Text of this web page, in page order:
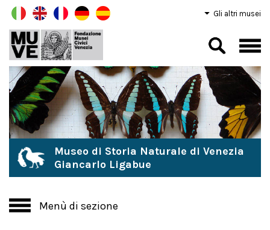
Gli altri musei
Museo di Storia Naturale di Venezia
Giancarlo Ligabue
Menù di sezione